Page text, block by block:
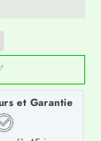
et Garantie